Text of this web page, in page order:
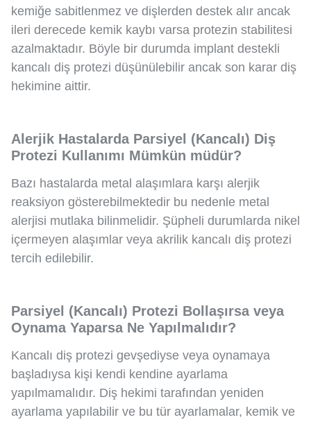
kemiğe sabitlenmez ve dişlerden destek alır ancak
ileri derecede kemik kaybı varsa protezin stabilitesi
azalmaktadır. Böyle bir durumda implant destekli
kancalı diş protezi düşünülebilir ancak son karar diş
hekimine aittir.
Alerjik Hastalarda Parsiyel (Kancalı) Diş
Protezi Kullanımı Mümkün müdür?
Bazı hastalarda metal alaşımlara karşı alerjik
reaksiyon gösterebilmektedir bu nedenle metal
alerjisi mutlaka bilinmelidir. Şüpheli durumlarda nikel
içermeyen alaşımlar veya akrilik kancalı diş protezi
tercih edilebilir.
Parsiyel (Kancalı) Protezi Bollaşırsa veya
Oynama Yaparsa Ne Yapılmalıdır?
Kancalı diş protezi gevşediyse veya oynamaya
başladıysa kişi kendi kendine ayarlama
yapılmamalıdır. Diş hekimi tarafından yeniden
ayarlama yapılabilir ve bu tür ayarlamalar, kemik ve